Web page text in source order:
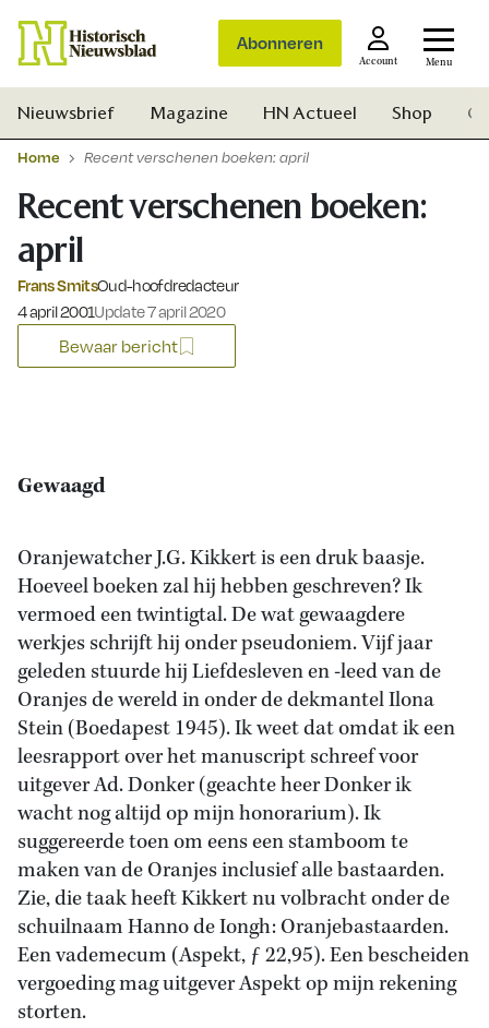
Abonneren
Account Menu
Nieuwsbrief Magazine HN Actueel Shop
Home Recent verschenen boeken: april
Recent verschenen boeken:
april
Frans SmitsOud-hoofdredacteur
Gepubliceerd op:
4 april 2001Update 7 april 2020
Bewaar bericht
Gewaagd
Oranjewatcher J.G. Kikkert is een druk baasje.
Hoeveel boeken zal hij hebben geschreven? Ik
vermoed een twintigtal. De wat gewaagdere
werkjes schrijft hij onder pseudoniem. Vijf jaar
geleden stuurde hij Liefdesleven en -leed van de
Oranjes de wereld in onder de dekmantel Ilona
Stein (Boedapest 1945). Ik weet dat omdat ik een
leesrapport over het manuscript schreef voor
uitgever Ad. Donker (geachte heer Donker ik
wacht nog altijd op mijn honorarium). Ik
suggereerde toen om eens een stamboom te
maken van de Oranjes inclusief alle bastaarden.
Zie, die taak heeft Kikkert nu volbracht onder de
schuilnaam Hanno de Iongh: Oranjebastaarden.
Een vademecum (Aspekt, ƒ 22,95). Een bescheiden
vergoeding mag uitgever Aspekt op mijn rekening
storten.